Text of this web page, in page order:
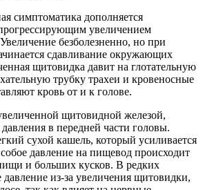
симптоматика дополняется
увеличением
безболезненно, но при
сдавливание окружающих
щитовидка давит на глотательную
трубку трахеи и кровеносные
кровь от и к голове.
щитовидной железой,
в передней части головы.
сухой кашель, который усиливается
давление на пищевод происходит
и больших кусков. В редких
давление из-за увеличения щитовидки,